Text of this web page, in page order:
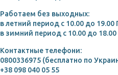
Работаем без выходных:
в летний период c 10.00 до 19.00
в зимний период c 10.00 до
Контактные телефони:
0800336975 (бесплатно по
+38 098 040 05 55